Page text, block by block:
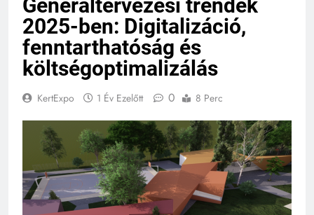
Generáltervezési trendek
2025-ben: Digitalizáció,
fenntarthatóság és
költségoptimalizálás
KertExpo 1 Év Ezelőtt 0 8 Perc